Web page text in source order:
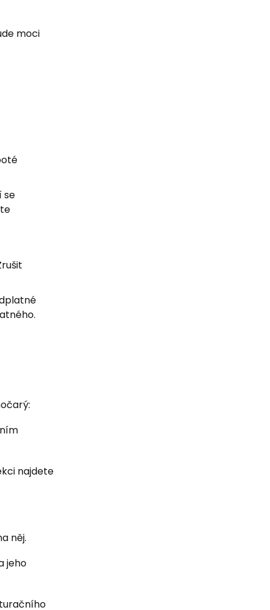
moci
se
najdete
něj.
jeho